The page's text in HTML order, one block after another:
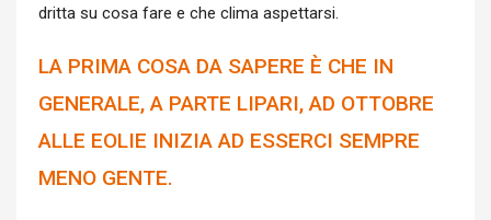
dritta su cosa fare e che clima aspettarsi.
LA PRIMA COSA DA SAPERE È CHE IN
GENERALE, A PARTE LIPARI, AD OTTOBRE
ALLE EOLIE INIZIA AD ESSERCI SEMPRE
MENO GENTE.